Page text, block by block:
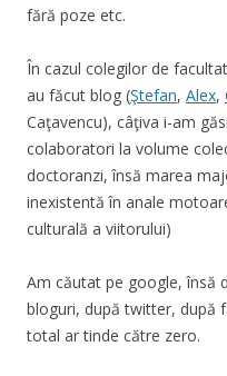
fără poze etc.
În cazul colegilor de
au făcut blog (Ştefan, Alex,
Caţavencu), câţiva i-am
colaboratori la volume
doctoranzi, însă marea
inexistentă în anale
culturală a viitorului)
Am căutat pe google, însă
bloguri, după twitter, după
total ar tinde către zero.